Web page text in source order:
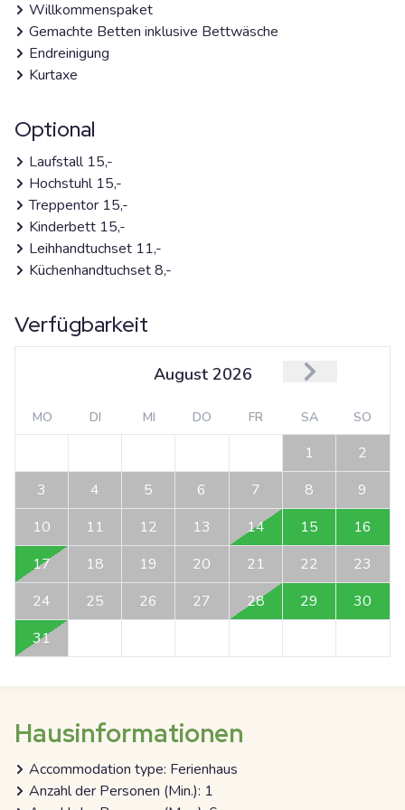
Willkommenspaket
Gemachte Betten inklusive Bettwäsche
Endreinigung
Kurtaxe
Optional
Laufstall 15,-
Hochstuhl 15,-
Treppentor 15,-
Kinderbett 15,-
Leihhandtuchset 11,-
Küchenhandtuchset 8,-
Verfügbarkeit
August 2026
MO DI MI DO FR SA SO
1
2
3
4 5 6 7 8
9
10
11 12 13 14 15
16
17
18 19 20 21 22
23
24
25 26 27 28 29
30
31
Hausinformationen
Accommodation type: Ferienhaus
Anzahl der Personen (Min.): 1